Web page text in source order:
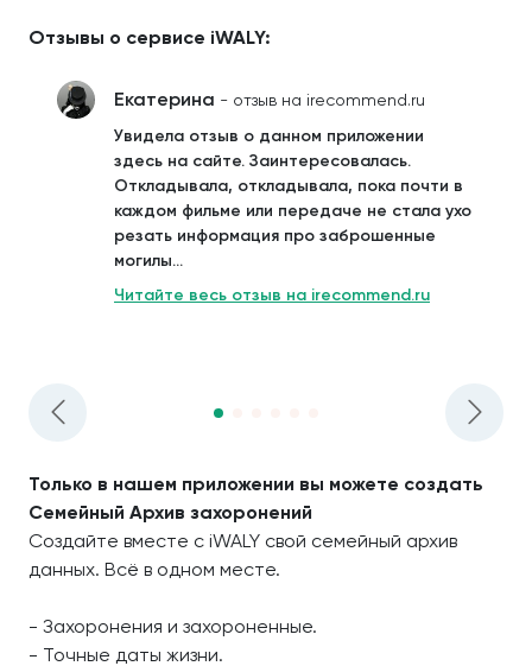
Отзывы о сервисе iWALY:
Екатерина - отзыв на irecommend.ru
Увидела отзыв о данном приложении
здесь на сайте. Заинтересовалась.
Откладывала, откладывала, пока почти в
каждом фильме или передаче не стала ухо
резать информация про заброшенные
могилы...
Читайте весь отзыв на irecommend.ru
Только в нашем приложении вы можете создать
Семейный Архив захоронений
Создайте вместе с iWALY свой семейный архив
данных. Всё в одном месте.
- Захоронения и захороненные.
- Точные даты жизни.